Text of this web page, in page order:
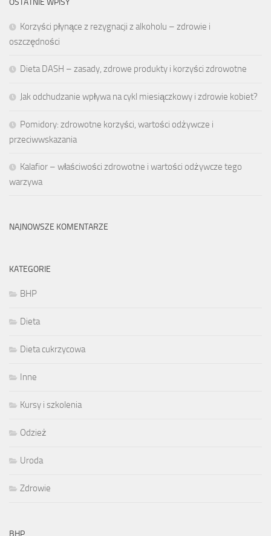
OSTATNIE WPISY
Korzyści płynące z rezygnacji z alkoholu – zdrowie i
oszczędności
Dieta DASH – zasady, zdrowe produkty i korzyści zdrowotne
Jak odchudzanie wpływa na cykl miesiączkowy i zdrowie kobiet?
Pomidory: zdrowotne korzyści, wartości odżywcze i
przeciwwskazania
Kalafior – właściwości zdrowotne i wartości odżywcze tego
warzywa
NAJNOWSZE KOMENTARZE
KATEGORIE
BHP
Dieta
Dieta cukrzycowa
Inne
Kursy i szkolenia
Odzież
Uroda
Zdrowie
BHP